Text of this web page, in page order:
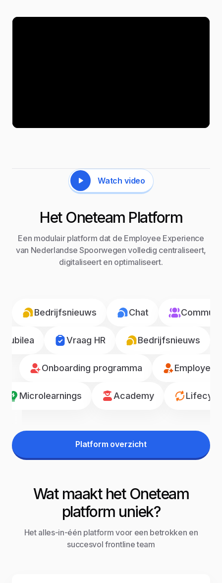
Watch video
Het Oneteam Platform
Een modulair platform dat de Employee Experience
van Nederlandse Spoorwegen volledig centraliseert,
digitaliseert en optimaliseert.
Bedrijfsnieuws Chat
Jubilea Vraag HR Bedrijfsnieuws
Onboarding programma Employee
Microlearnings Academy
Platform overzicht
Wat maakt het Oneteam
platform uniek?
Het alles-in-één platform voor een betrokken en
succesvol frontline team